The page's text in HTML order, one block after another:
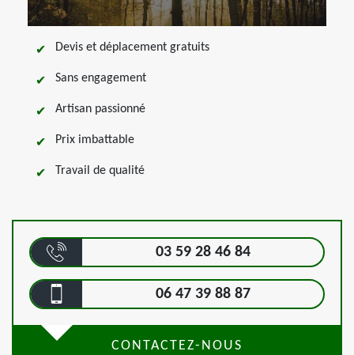
Devis et déplacement gratuits
Sans engagement
Artisan passionné
Prix imbattable
Travail de qualité
03 59 28 46 84
06 47 39 88 87
CONTACTEZ-NOUS